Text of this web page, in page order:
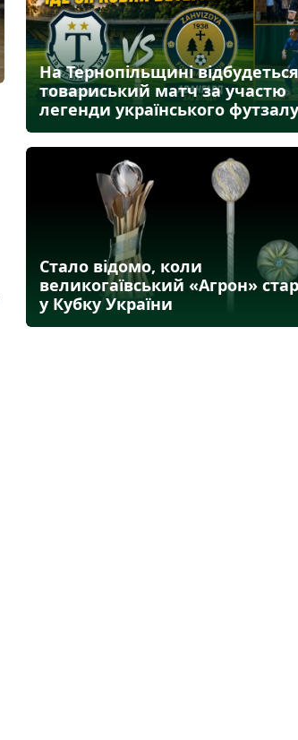
На Тернопільщині відбудеться
товариський матч за участю
легенди українського футзалу
Стало відомо, коли
великогаївський «Агрон»
у Кубку України